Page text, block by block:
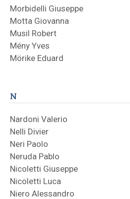
Morbidelli Giuseppe
Motta Giovanna
Musil Robert
Mény Yves
Mörike Eduard
N
Nardoni Valerio
Nelli Divier
Neri Paolo
Neruda Pablo
Nicoletti Giuseppe
Nicoletti Luca
Niero Alessandro